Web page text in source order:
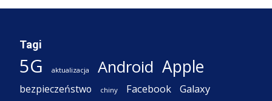
Tagi
5G aktualizacja Android Apple
bezpieczeństwo chiny Facebook Galaxy